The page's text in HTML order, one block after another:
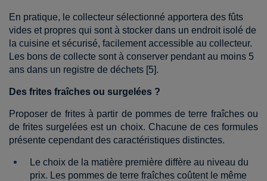
En pratique, le collecteur sélectionné apportera des fûts
vides et propres qui sont à stocker dans un endroit isolé de
la cuisine et sécurisé, facilement accessible au collecteur.
Les bons de collecte sont à conserver pendant au moins 5
ans dans un registre de déchets [5].
Des frites fraîches ou surgelées ?
Proposer de frites à partir de pommes de terre fraîches ou
de frites surgelées est un choix. Chacune de ces formules
présente cependant des caractéristiques distinctes.
Le choix de la matière première diffère au niveau du
prix. Les pommes de terre fraîches coûtent le même